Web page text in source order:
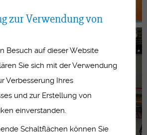
zur Verwendung von
Besuch auf dieser Website
Sie sich mit der Verwendung
Verbesserung Ihres
und zur Erstellung von
einverstanden.
Schaltflächen können Sie